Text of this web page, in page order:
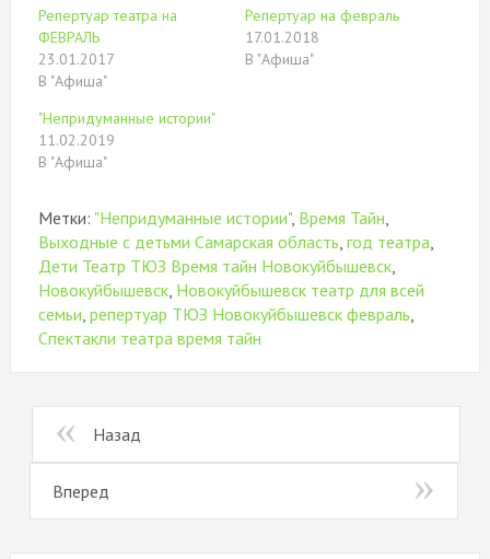
новом
Репертуар театра на
ФЕВРАЛЬ
23.01.2017
В "Афиша"
Репертуар на февраль
17.01.2018
В "Афиша"
"Непридуманные истории"
11.02.2019
В "Афиша"
Метки: "Непридуманные истории", Время Тайн,
Выходные с детьми Самарская область, год театра,
Дети Театр ТЮЗ Время тайн Новокуйбышевск,
Новокуйбышевск, Новокуйбышевск театр для всей
семьи, репертуар ТЮЗ Новокуйбышевск февраль,
Спектакли театра время тайн
Назад
Вперед